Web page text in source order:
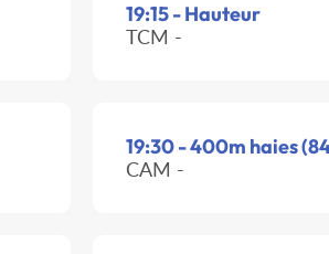
19:15 - Hauteur
TCM -
19:30 - 400m haies
CAM -